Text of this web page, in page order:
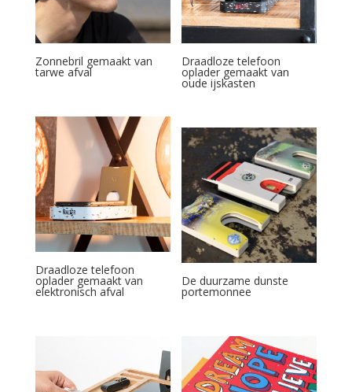
Zonnebril gemaakt van
tarwe afval
Draadloze telefoon
oplader gemaakt van
oude ijskasten
Draadloze telefoon
oplader gemaakt van
elektronisch afval
De duurzame dunste
portemonnee